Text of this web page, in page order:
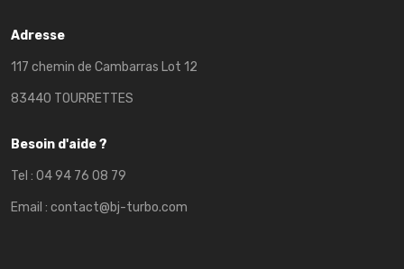
Adresse
117 chemin de Cambarras Lot 12
83440 TOURRETTES
Besoin d'aide ?
Tel : 04 94 76 08 79
Email : contact@bj-turbo.com